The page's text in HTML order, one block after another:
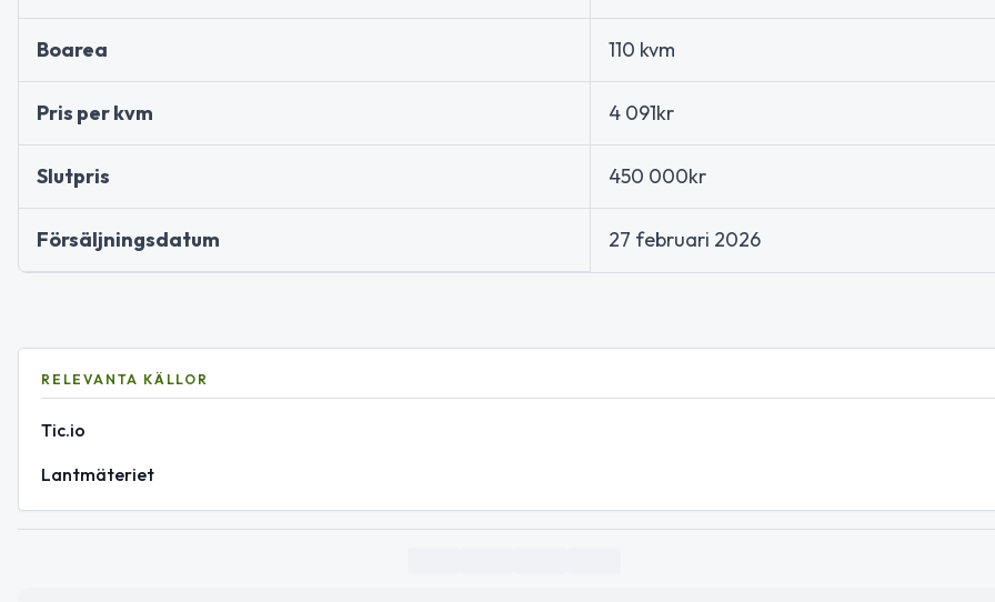
Boarea 110 kvm
Pris per kvm 4 091kr
Slutpris 450 000kr
Försäljningsdatum 27 februari 2026
RELEVANTA KÄLLOR
Tic.io
Lantmäteriet